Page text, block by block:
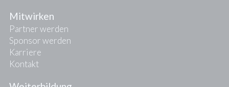
Mitwirken
Partner werden
Sponsor werden
Karriere
Kontakt